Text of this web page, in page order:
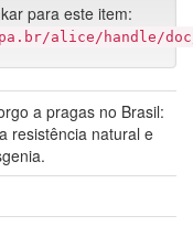
para este item:
alice/handle/
a pragas no Brasil:
resistência natural e